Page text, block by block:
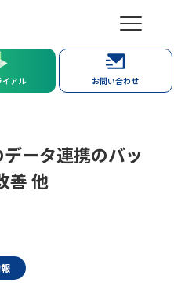
イアル お問い合わせ
クグラウンド処理の改善 他
ータ連携のバッ
善 他